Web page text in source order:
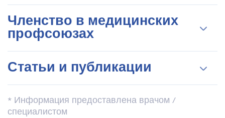
проблем менопаузы гинекологии в Нью
Йорке
Членство в медицинских
профсоюзах
Член ассоциации гинекологов
подросткового возраста
Израильское общество акушерства и
гинекологии
Статьи и публикации
Отзывы пациентов
* Информация предоставлена ​​врачом /
специалистом